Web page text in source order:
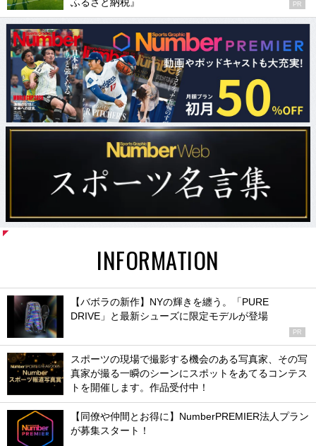
ふるさと納税』
PR
INFORMATION
【バボラの新作】NYの輝きを纏う。「PURE
DRIVE」と最新シューズに限定モデルが登場
PR
スポーツの現場で撮影する機会のある写真家、その写
真家が撮る一瞬のシーンにスポットをあてるコンテス
トを開催します。作品受付中！
【同僚や仲間とお得に】NumberPREMIER法人プラン
が募集スタート！